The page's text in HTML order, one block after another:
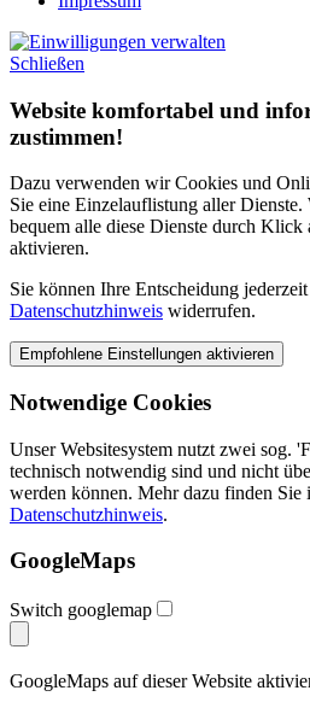
Schließen
Website komfortabel und
zustimmen!
Dazu verwenden wir Cookies und
Sie eine Einzelauflistung aller
bequem alle diese Dienste durch
aktivieren.
Sie können Ihre Entscheidung
Datenschutzhinweis widerrufen.
Notwendige Cookies
Unser Websitesystem nutzt zwei sog.
technisch notwendig sind und nicht
werden können. Mehr dazu finden Sie
Datenschutzhinweis.
GoogleMaps
Switch googlemap
GoogleMaps auf dieser Website